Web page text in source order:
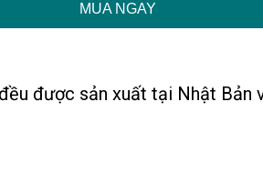
MUA NGAY
được sản xuất tại Nhật Bản